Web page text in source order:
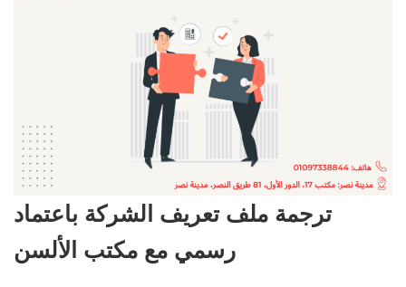
ترجمة ملف تعريف الشركة باعتماد
رسمي مع مكتب الألسن